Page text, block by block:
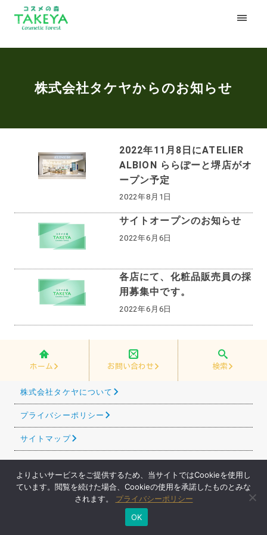
株式会社タケヤからのお知らせ
2022年11月8日にATELIER
ALBION ららぽーと堺店がオ
ープン予定
2022年8月1日
サイトオープンのお知らせ
2022年6月6日
各店にて、化粧品販売員の採
用募集中です。
2022年6月6日
ホーム お問い合わせ 検索
株式会社タケヤについて
プライバシーポリシー
サイトマップ
© TAKEYA Co., Ltd.
よりよいサービスをご提供するため、当サイトではCookieを使用し
ています。閲覧を続けた場合、Cookieの使用を承諾したものとみな
されます。 プライバシーポリシー
OK